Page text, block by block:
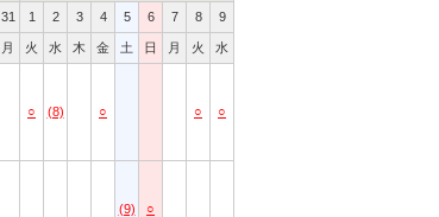
31 1 2 3 4 5 6 7 8 9
月 火 水 木 金 土 日 月 火 水
○ (8) ○ ○ ○
(9) ○